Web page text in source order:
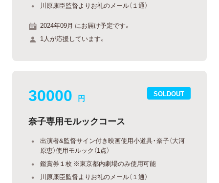
川原康臣監督よりお礼のメール（１通）
2024年09月 にお届け予定です。
1人が応援しています。
SOLDOUT
30000 円
奈子専用モルックコース
出演者&監督サイン付き映画使用小道具・奈子（大河
原恵）使用モルック（1点）
鑑賞券１枚 ※東京都内劇場のみ使用可能
川原康臣監督よりお礼のメール（１通）